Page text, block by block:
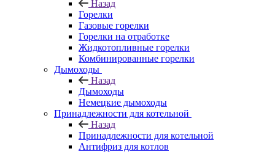
Назад
Горелки
Газовые горелки
Горелки на отработке
Жидкотопливные горелки
Комбинированные горелки
Дымоходы
Назад
Дымоходы
Немецкие дымоходы
Принадлежности для котельной
Назад
Принадлежности для котельной
Антифриз для котлов